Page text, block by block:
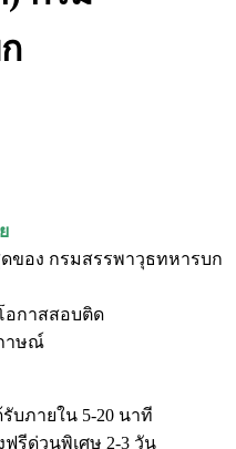
ของ กรมสรรพาวุธทหารบก
อกาสสอบติด
าษณ์
รับภายใน 5-20 นาที
ฟรีด่วนพิเศษ 2-3 วัน